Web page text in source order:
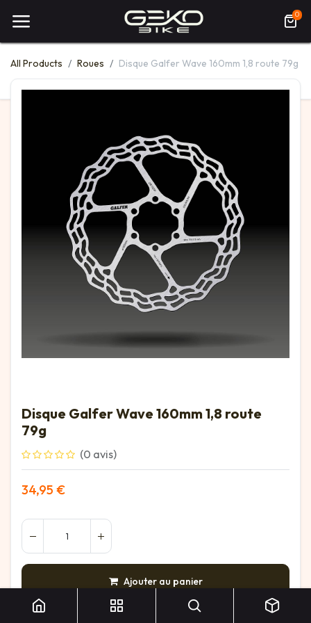
0
All Products Roues Disque Galfer Wave 160mm 1,8 route 79g
Disque Galfer Wave 160mm 1,8 route
79g
(0 avis)
34,95 €
Ajouter au panier